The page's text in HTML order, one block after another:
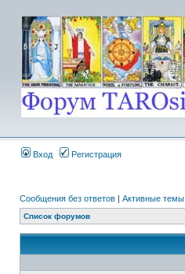
Вход Регистрация
Сообщения без ответов | Активные темы
Список форумов